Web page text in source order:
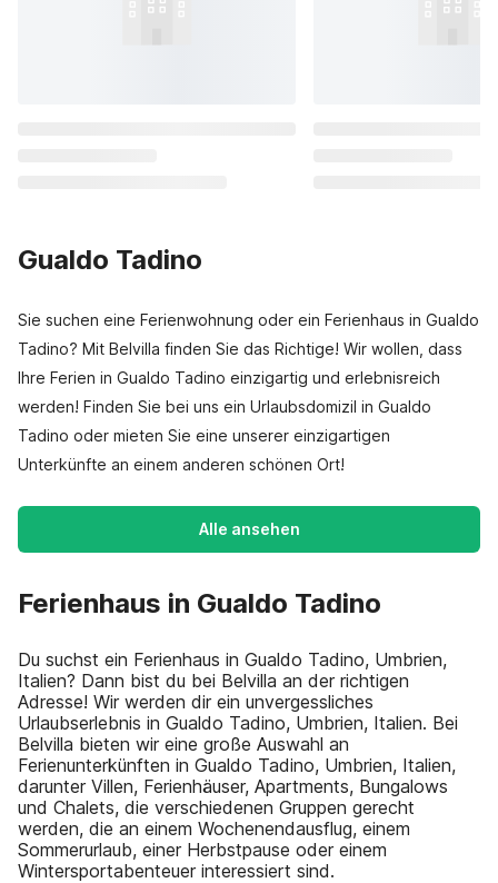
Gualdo Tadino
Sie suchen eine Ferienwohnung oder ein Ferienhaus in Gualdo
Tadino? Mit Belvilla finden Sie das Richtige! Wir wollen, dass
Ihre Ferien in Gualdo Tadino einzigartig und erlebnisreich
werden! Finden Sie bei uns ein Urlaubsdomizil in Gualdo
Tadino oder mieten Sie eine unserer einzigartigen
Unterkünfte an einem anderen schönen Ort!
Alle ansehen
Ferienhaus in Gualdo Tadino
Du suchst ein Ferienhaus in Gualdo Tadino, Umbrien,
Italien? Dann bist du bei Belvilla an der richtigen
Adresse! Wir werden dir ein unvergessliches
Urlaubserlebnis in Gualdo Tadino, Umbrien, Italien. Bei
Belvilla bieten wir eine große Auswahl an
Ferienunterkünften in Gualdo Tadino, Umbrien, Italien,
darunter Villen, Ferienhäuser, Apartments, Bungalows
und Chalets, die verschiedenen Gruppen gerecht
werden, die an einem Wochenendausflug, einem
Sommerurlaub, einer Herbstpause oder einem
Wintersportabenteuer interessiert sind.